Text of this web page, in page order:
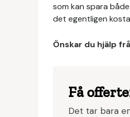
som kan spara
det egentligen
Önskar du hjälp
Få
Det tar bara